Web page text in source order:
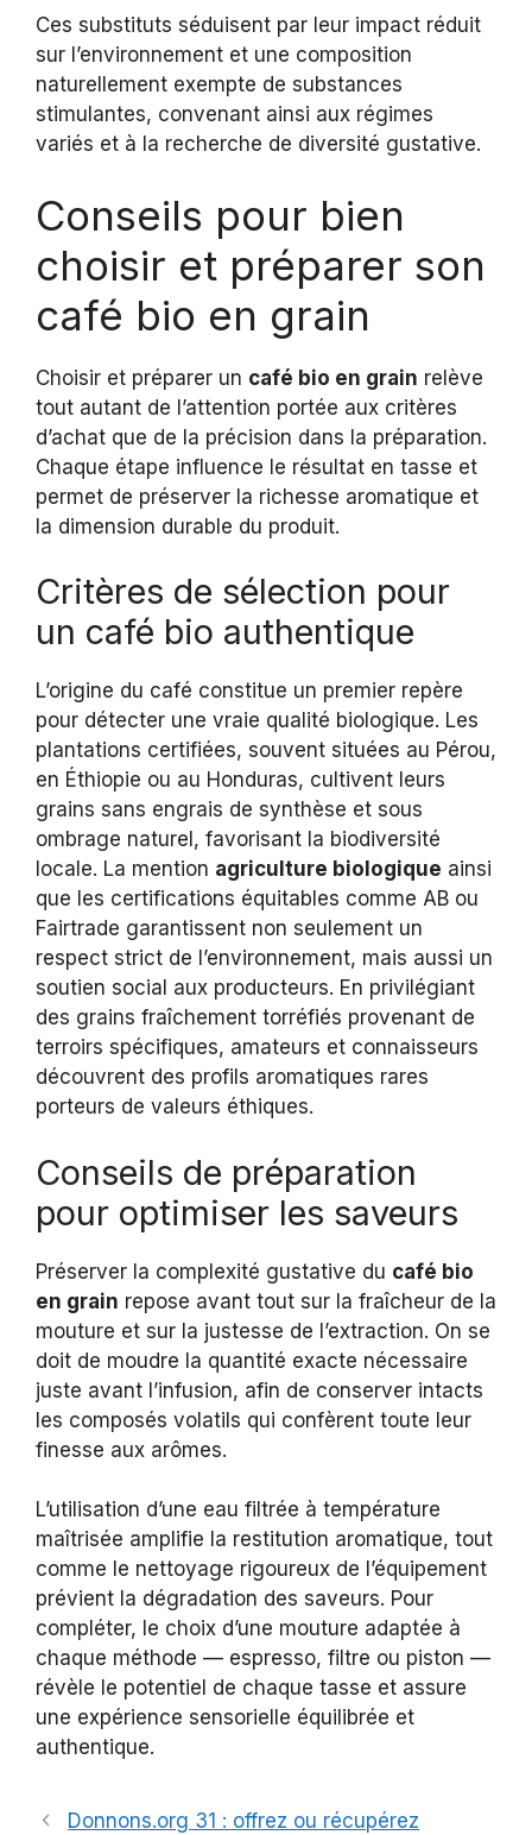
Ces substituts séduisent par leur impact réduit
sur l’environnement et une composition
naturellement exempte de substances
stimulantes, convenant ainsi aux régimes
variés et à la recherche de diversité gustative.
Conseils pour bien
choisir et préparer son
café bio en grain
Choisir et préparer un café bio en grain relève
tout autant de l’attention portée aux critères
d’achat que de la précision dans la préparation.
Chaque étape influence le résultat en tasse et
permet de préserver la richesse aromatique et
la dimension durable du produit.
Critères de sélection pour
un café bio authentique
L’origine du café constitue un premier repère
pour détecter une vraie qualité biologique. Les
plantations certifiées, souvent situées au Pérou,
en Éthiopie ou au Honduras, cultivent leurs
grains sans engrais de synthèse et sous
ombrage naturel, favorisant la biodiversité
locale. La mention agriculture biologique ainsi
que les certifications équitables comme AB ou
Fairtrade garantissent non seulement un
respect strict de l’environnement, mais aussi un
soutien social aux producteurs. En privilégiant
des grains fraîchement torréfiés provenant de
terroirs spécifiques, amateurs et connaisseurs
découvrent des profils aromatiques rares
porteurs de valeurs éthiques.
Conseils de préparation
pour optimiser les saveurs
Préserver la complexité gustative du café bio
en grain repose avant tout sur la fraîcheur de la
mouture et sur la justesse de l’extraction. On se
doit de moudre la quantité exacte nécessaire
juste avant l’infusion, afin de conserver intacts
les composés volatils qui confèrent toute leur
finesse aux arômes.
L’utilisation d’une eau filtrée à température
maîtrisée amplifie la restitution aromatique, tout
comme le nettoyage rigoureux de l’équipement
prévient la dégradation des saveurs. Pour
compléter, le choix d’une mouture adaptée à
chaque méthode — espresso, filtre ou piston —
révèle le potentiel de chaque tasse et assure
une expérience sensorielle équilibrée et
authentique.
Donnons.org 31 : offrez ou récupérez